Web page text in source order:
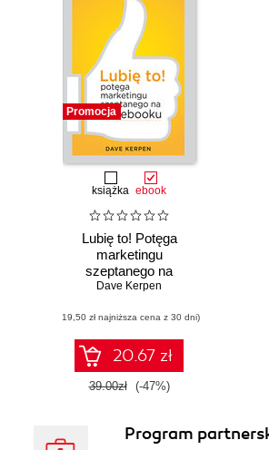
Promocja
książka ebook
Lubię to! Potęga
marketingu
szeptanego na
Facebooku
Dave Kerpen
(19,50 zł najniższa cena z 30 dni)
20.67 zł
39.00zł (-47%)
Program